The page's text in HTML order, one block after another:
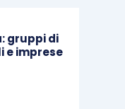
in presenza a
il 28 settembre
il 22 ed il 23
gruppi di
e imprese